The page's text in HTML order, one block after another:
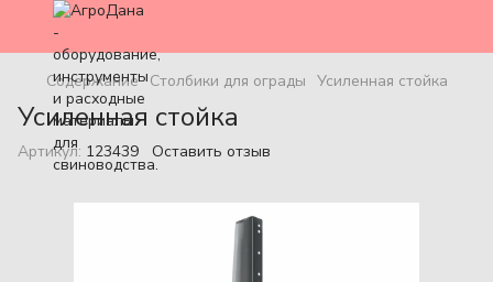
Содержание Столбики для ограды Усиленная стойка
Усиленная стойка
Артикул: 123439 Оставить отзыв